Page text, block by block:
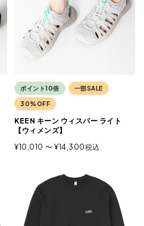
ポイント10倍 一部SALE
30%OFF
KEEN キーン ウィスパー ライト
【ウィメンズ】
¥10,010 〜 ¥14,300税込